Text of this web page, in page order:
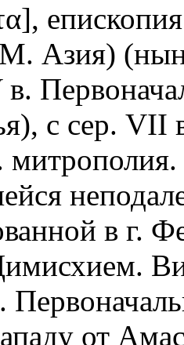
Азия)
в.
с сер. VII
в г.
от